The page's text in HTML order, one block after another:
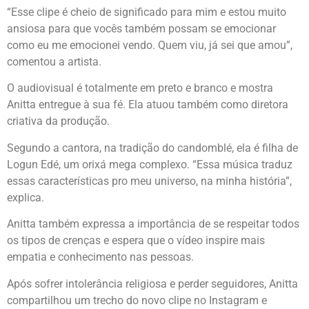
“Esse clipe é cheio de significado para mim e estou muito
ansiosa para que vocês também possam se emocionar
como eu me emocionei vendo. Quem viu, já sei que amou”,
comentou a artista.
O audiovisual é totalmente em preto e branco e mostra
Anitta entregue à sua fé. Ela atuou também como diretora
criativa da produção.
Segundo a cantora, na tradição do candomblé, ela é filha de
Logun Edé, um orixá mega complexo. “Essa música traduz
essas características pro meu universo, na minha história”,
explica.
Anitta também expressa a importância de se respeitar todos
os tipos de crenças e espera que o vídeo inspire mais
empatia e conhecimento nas pessoas.
Após sofrer intolerância religiosa e perder seguidores, Anitta
compartilhou um trecho do novo clipe no Instagram e